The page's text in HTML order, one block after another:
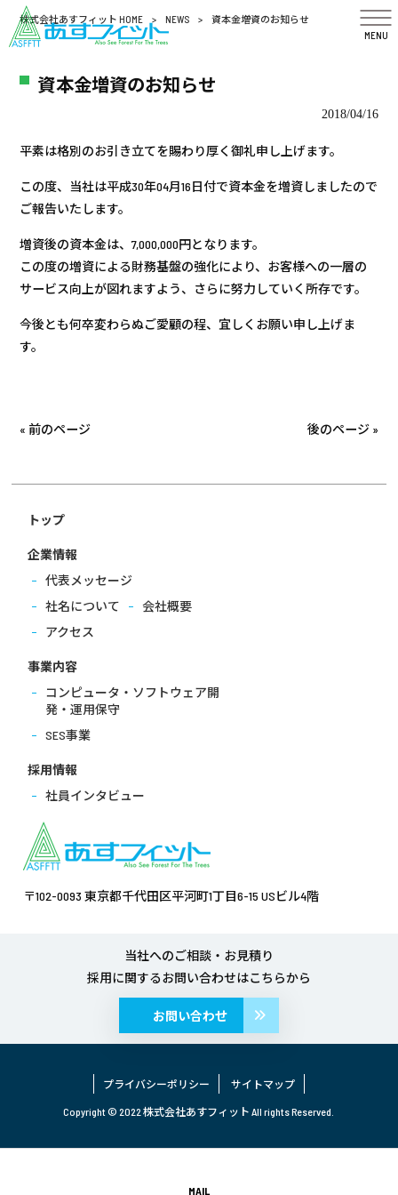
MENU
株式会社あすフィット HOME > NEWS > 資本金増資のお知らせ
資本金増資のお知らせ
2018/04/16
平素は格別のお引き立てを賜わり厚く御礼申し上げます。
この度、当社は平成30年04月16日付で資本金を増資しましたので
ご報告いたします。
増資後の資本金は、7,000,000円となります。
この度の増資による財務基盤の強化により、お客様への一層の
サービス向上が図れますよう、さらに努力していく所存です。
今後とも何卒変わらぬご愛顧の程、宜しくお願い申し上げま
す。
« 前のページ 後のページ »
〒102-0093 東京都千代田区平河町1丁目6-15 USビル4階
トップ
企業情報
代表メッセージ
社名について
会社概要
アクセス
事業内容
コンピュータ・ソフトウェア開
発・運用保守
SES事業
採用情報
社員インタビュー
当社へのご相談・お見積り
採用に関するお問い合わせはこちらから
お問い合わせ
プライバシーポリシー サイトマップ
Copyright © 2022 株式会社あすフィット All rights Reserved.
MAIL